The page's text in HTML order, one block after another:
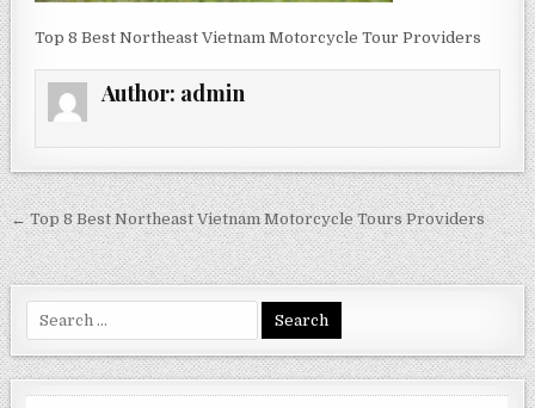
Top 8 Best Northeast Vietnam Motorcycle Tour Providers
Author: admin
Post
navigation
← Top 8 Best Northeast Vietnam Motorcycle Tours Providers